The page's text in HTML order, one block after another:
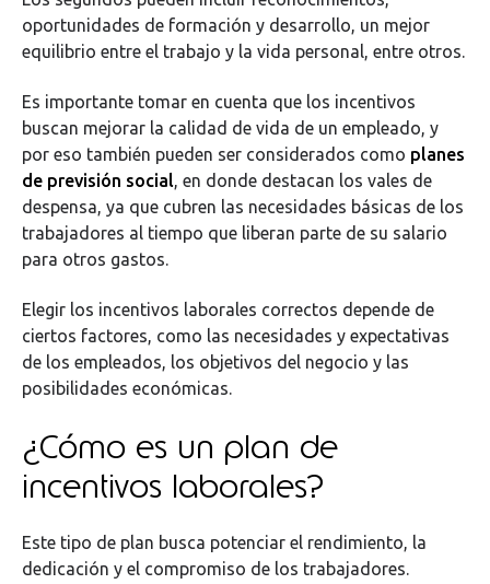
oportunidades de formación y desarrollo, un mejor
equilibrio entre el trabajo y la vida personal, entre otros.
Es importante tomar en cuenta que los incentivos
buscan mejorar la calidad de vida de un empleado, y
por eso también pueden ser considerados como planes
de previsión social, en donde destacan los vales de
despensa, ya que cubren las necesidades básicas de los
trabajadores al tiempo que liberan parte de su salario
para otros gastos.
Elegir los incentivos laborales correctos depende de
ciertos factores, como las necesidades y expectativas
de los empleados, los objetivos del negocio y las
posibilidades económicas.
¿Cómo es un plan de
incentivos laborales?
Este tipo de plan busca potenciar el rendimiento, la
dedicación y el compromiso de los trabajadores.